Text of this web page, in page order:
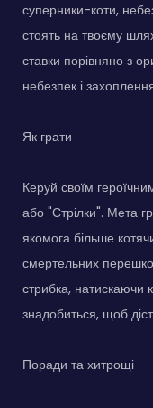
суперники-коти,
стоять на твоєму
ставки порівняно з
небезпек і
Як грати
Керуй своїм
або "Стрілки". Мета
якомога більше
смертельних
стрибка, натискаючи
знадобиться, щоб
Поради та хитрощі